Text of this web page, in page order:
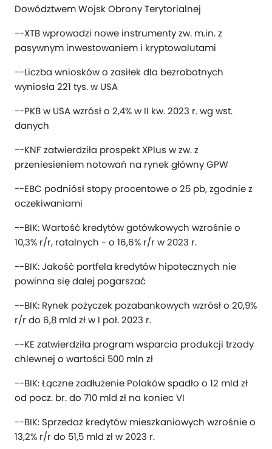
Dowództwem Wojsk Obrony Terytorialnej
--XTB wprowadzi nowe instrumenty zw. m.in. z
pasywnym inwestowaniem i kryptowalutami
--Liczba wniosków o zasiłek dla bezrobotnych
wyniosła 221 tys. w USA
--PKB w USA wzrósł o 2,4% w II kw. 2023 r. wg wst.
danych
--KNF zatwierdziła prospekt XPlus w zw. z
przeniesieniem notowań na rynek główny GPW
--EBC podniósł stopy procentowe o 25 pb, zgodnie z
oczekiwaniami
--BIK: Wartość kredytów gotówkowych wzrośnie o
10,3% r/r, ratalnych - o 16,6% r/r w 2023 r.
--BIK: Jakość portfela kredytów hipotecznych nie
powinna się dalej pogarszać
--BIK: Rynek pożyczek pozabankowych wzrósł o 20,9%
r/r do 6,8 mld zł w I poł. 2023 r.
--KE zatwierdziła program wsparcia produkcji trzody
chlewnej o wartości 500 mln zł
--BIK: Łączne zadłużenie Polaków spadło o 12 mld zł
od pocz. br. do 710 mld zł na koniec VI
--BIK: Sprzedaż kredytów mieszkaniowych wzrośnie o
13,2% r/r do 51,5 mld zł w 2023 r.